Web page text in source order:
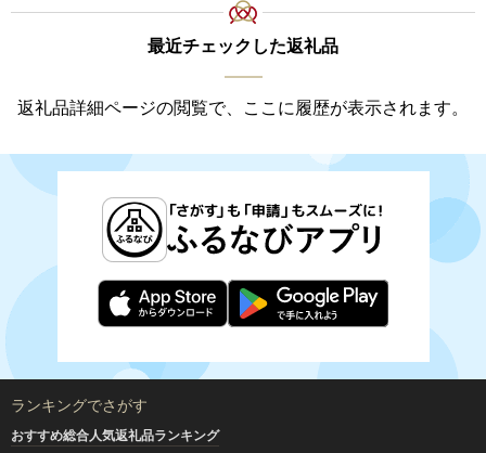
最近チェックした返礼品
返礼品詳細ページの閲覧で、ここに履歴が表示されます。
ランキングでさがす
おすすめ総合人気返礼品ランキング